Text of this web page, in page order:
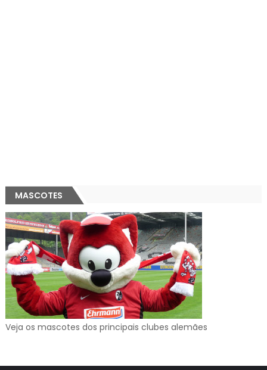
MASCOTES
Veja os mascotes dos principais clubes alemães